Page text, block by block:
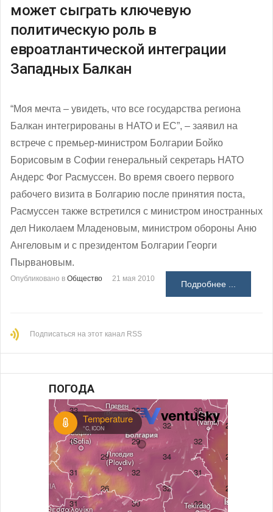
может сыграть ключевую
политическую роль в
евроатлантической интеграции
Западных Балкан
“Моя мечта – увидеть, что все государства региона
Балкан интегрированы в НАТО и ЕС”, – заявил на
встрече с премьер-министром Болгарии Бойко
Борисовым в Софии генеральный секретарь НАТО
Андерс Фог Расмуссен. Во время своего первого
рабочего визита в Болгарию после принятия поста,
Расмуссен также встретился с министром иностранных
дел Николаем Младеновым, министром обороны Аню
Ангеловым и с президентом Болгарии Георги
Пырвановым.
Опубликовано в Общество 21 мая 2010
Подробнее ...
Подписаться на этот канал RSS
ПОГОДА